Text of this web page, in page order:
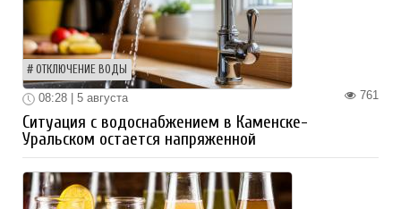
ОТКЛЮЧЕНИЕ ВОДЫ
761
08:28 | 5 августа
Ситуация с водоснабжением в Каменске-
Уральском остается напряженной